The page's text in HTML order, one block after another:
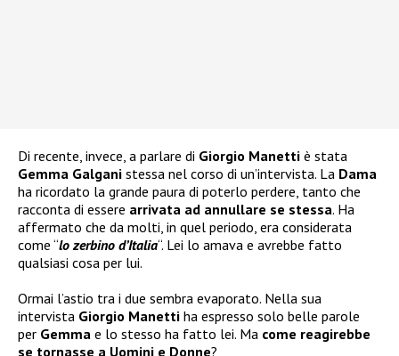
Di recente, invece, a parlare di Giorgio Manetti è stata
Gemma Galgani stessa nel corso di un’intervista. La Dama
ha ricordato la grande paura di poterlo perdere, tanto che
racconta di essere arrivata ad annullare se stessa. Ha
affermato che da molti, in quel periodo, era considerata
come “lo zerbino d’Italia“. Lei lo amava e avrebbe fatto
qualsiasi cosa per lui.
Ormai l’astio tra i due sembra evaporato. Nella sua
intervista Giorgio Manetti ha espresso solo belle parole
per Gemma e lo stesso ha fatto lei. Ma come reagirebbe
se tornasse a Uomini e Donne?